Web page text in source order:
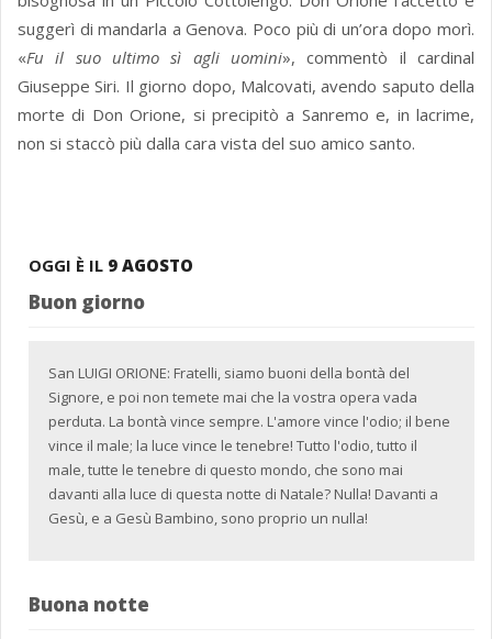
suggerì di mandarla a Genova. Poco più di un’ora dopo morì.
«Fu il suo ultimo sì agli uomini», commentò il cardinal
Giuseppe Siri. Il giorno dopo, Malcovati, avendo saputo della
morte di Don Orione, si precipitò a Sanremo e, in lacrime,
non si staccò più dalla cara vista del suo amico santo.
OGGI È IL 9 AGOSTO
Buon giorno
San LUIGI ORIONE: Fratelli, siamo buoni della bontà del
Signore, e poi non temete mai che la vostra opera vada
perduta. La bontà vince sempre. L'amore vince l'odio; il bene
vince il male; la luce vince le tenebre! Tutto l'odio, tutto il
male, tutte le tenebre di questo mondo, che sono mai
davanti alla luce di questa notte di Natale? Nulla! Davanti a
Gesù, e a Gesù Bambino, sono proprio un nulla!
Buona notte